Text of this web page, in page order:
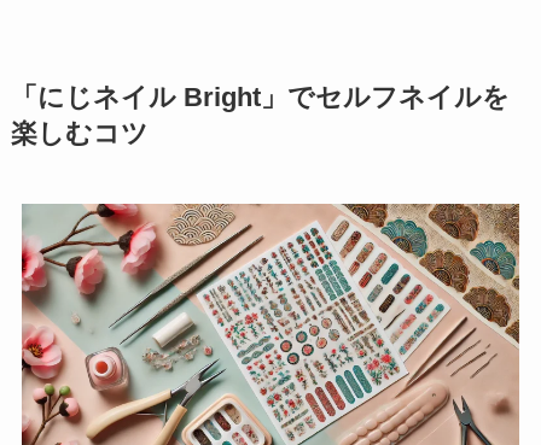
「にじネイル Bright」でセルフネイルを
楽しむコツ